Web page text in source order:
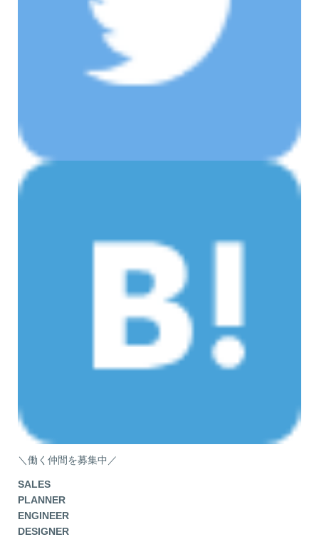
＼働く仲間を募集中／
SALES
PLANNER
ENGINEER
DESIGNER